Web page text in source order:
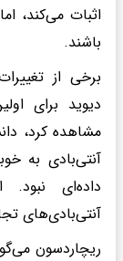
اثبات می‌کند،
باشند.
برخی از
مشاهده کرد،
آنتی‌بادی به
داده‌ای
آنتی‌بادی‌های
ریچاردسون